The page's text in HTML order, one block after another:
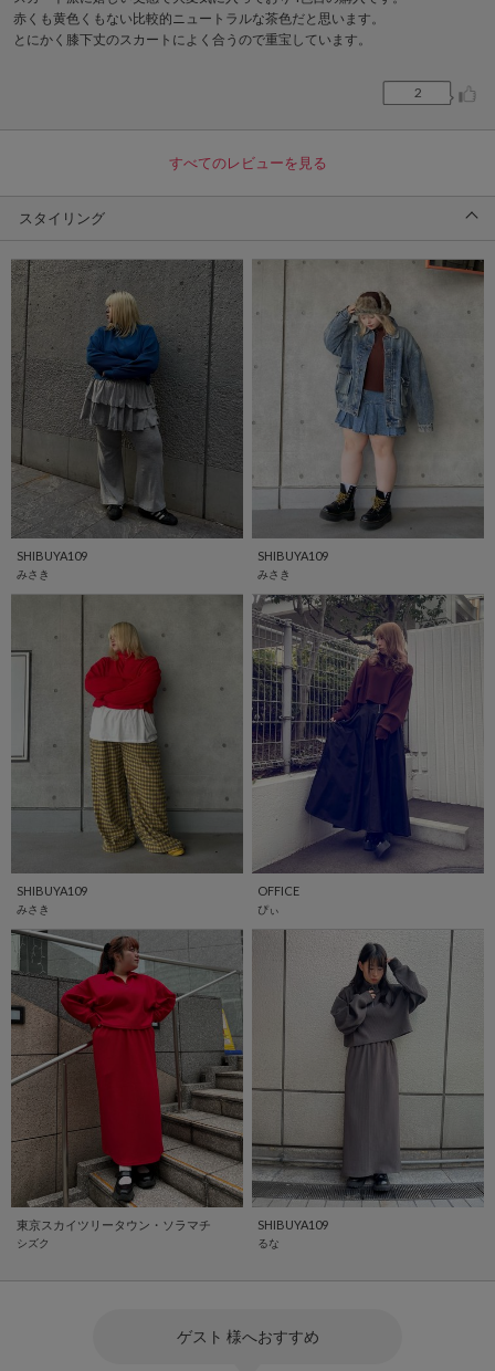
赤くも黄色くもない比較的ニュートラルな茶色だと思います。
とにかく膝下丈のスカートによく合うので重宝しています。
2
すべてのレビューを見る
スタイリング
SHIBUYA109
みさき
SHIBUYA109
みさき
SHIBUYA109
みさき
OFFICE
ぴぃ
東京スカイツリータウン・ソラマチ
シズク
SHIBUYA109
るな
ゲスト 様へおすすめ